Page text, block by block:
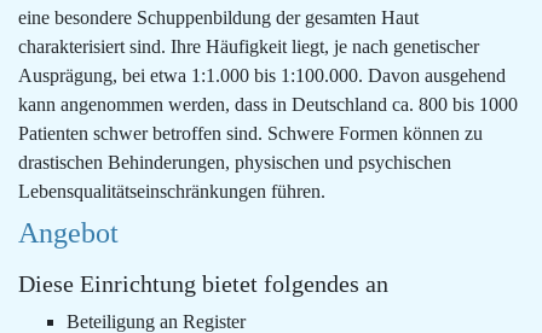
eine besondere Schuppenbildung der gesamten Haut
charakterisiert sind. Ihre Häufigkeit liegt, je nach genetischer
Ausprägung, bei etwa 1:1.000 bis 1:100.000. Davon ausgehend
kann angenommen werden, dass in Deutschland ca. 800 bis 1000
Patienten schwer betroffen sind. Schwere Formen können zu
drastischen Behinderungen, physischen und psychischen
Lebensqualitätseinschränkungen führen.
Angebot
Diese Einrichtung bietet folgendes an
Beteiligung an Register